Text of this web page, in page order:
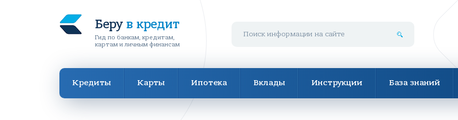
Беру в кредит
Гид по банкам, кредитам,
картам и личным финансам
Кредиты Карты Ипотека Вклады Инструкции База знаний